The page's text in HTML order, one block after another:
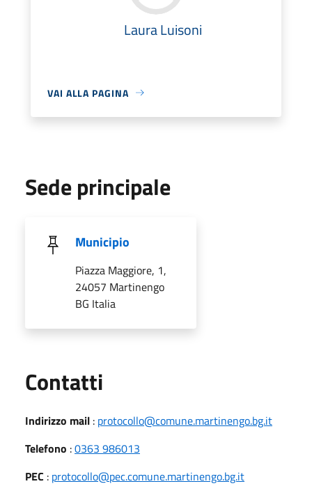
Laura Luisoni
VAI ALLA PAGINA
Sede principale
Municipio
Piazza Maggiore, 1,
24057 Martinengo
BG Italia
Contatti
Indirizzo mail : protocollo@comune.martinengo.bg.it
Telefono :0363 986013
PEC : protocollo@pec.comune.martinengo.bg.it